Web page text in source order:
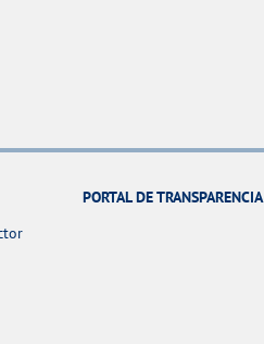
PORTAL DE TRANSPARENCIA